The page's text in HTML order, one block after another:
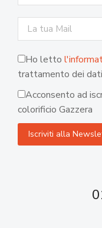
Ho letto
trattamento dei
Acconsento ad
colorificio Gazzera